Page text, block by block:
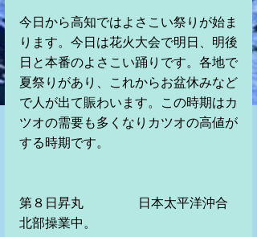
今日から高知ではよさこい祭りが始ま
ります。今日は花火大会で明日、明後
日と本番のよさこい踊りです。各地で
夏祭りがあり、これからお盆休みなど
で人が出て賑わいます。この時期はカ
ツオの需要も多くなりカツオの高値が
する時期です。
第８日昇丸　　　　 日本太平洋沖合
北部操業中。